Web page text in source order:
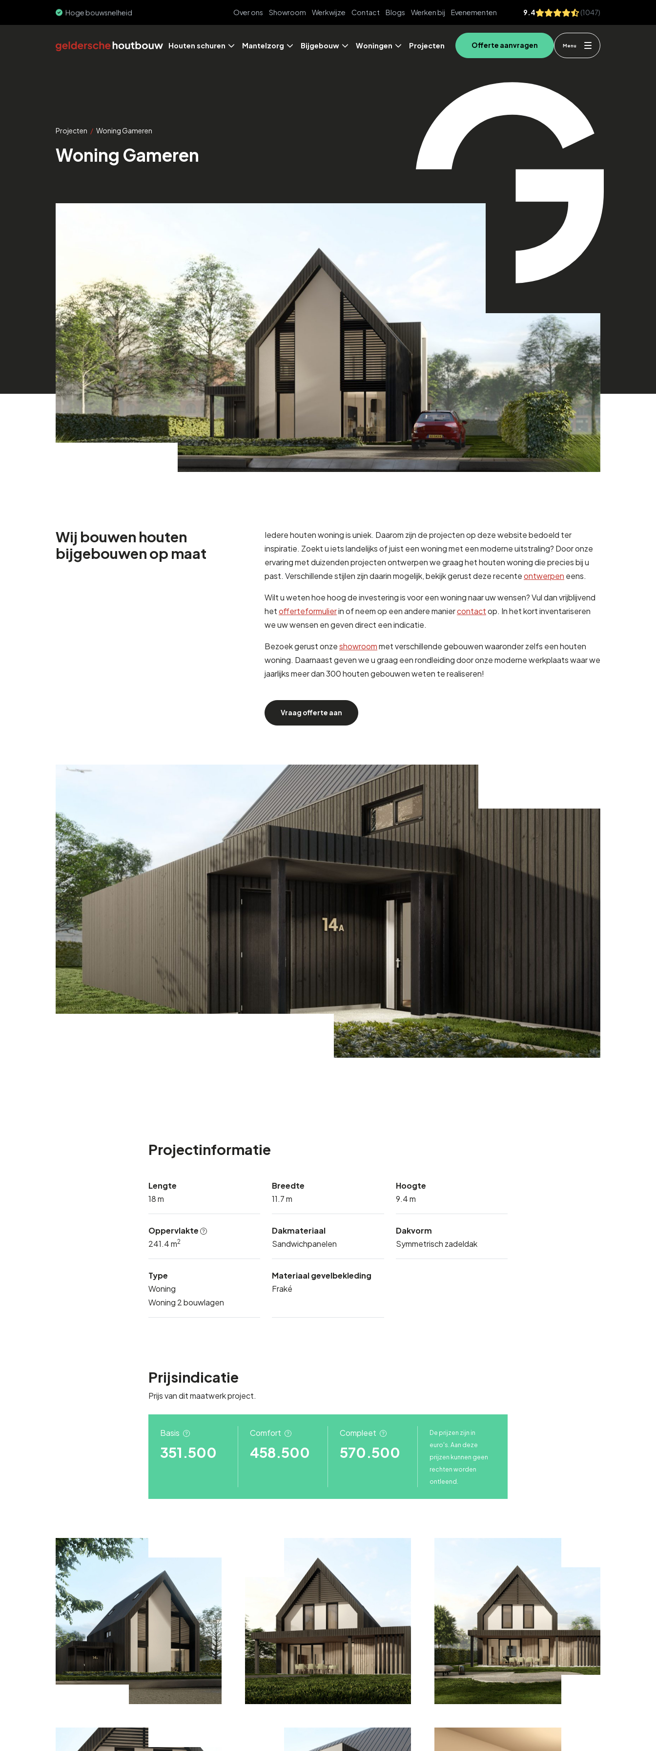
PEFC & FSC Over ons Showroom Werkwijze Contact Blogs Werken bij Evenementen 9.4 (1047)
Houten schuren Mantelzorg Bijgebouw Woningen Projecten Menu
Offerte aanvragen
Projecten / Woning Gameren
Woning Gameren
Wij bouwen houten
bijgebouwen op maat
Iedere houten woning is uniek. Daarom zijn de projecten op deze website bedoeld ter
inspiratie. Zoekt u iets landelijks of juist een woning met een moderne uitstraling? Door onze
ervaring met duizenden projecten ontwerpen we graag het houten woning die precies bij u
past. Verschillende stijlen zijn daarin mogelijk, bekijk gerust deze recenteontwerpen eens.
Wilt u weten hoe hoog de investering is voor een woning naar uw wensen? Vul dan vrijblijvend
hetofferteformulierin of neem op een andere maniercontactop. In het kort inventariseren
we uw wensen en geven direct een indicatie.
Bezoek gerust onzeshowroommet verschillende gebouwen waaronder zelfs een houten
woning. Daarnaast geven we u graag een rondleiding door onze moderne werkplaats waar we
jaarlijks meer dan 300 houten gebouwen weten te realiseren!
Vraag offerte aan
Projectinformatie
Lengte
18 m
Breedte
11.7 m
Hoogte
9.4 m
Oppervlakte
241.4 m2
Dakmateriaal
Sandwichpanelen
Dakvorm
Symmetrisch zadeldak
Type
Woning
Woning 2 bouwlagen
Materiaal gevelbekleding
Fraké
Prijsindicatie
Prijs van dit maatwerk project.
Basis
351.500
Comfort
458.500
Compleet
570.500
De prijzen zijn in
euro's. Aan deze
prijzen kunnen geen
rechten worden
ontleend.